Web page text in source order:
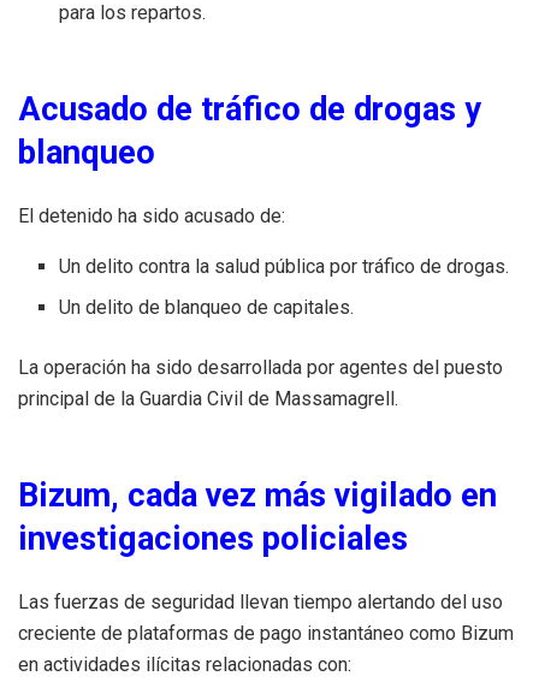
para los repartos.
Acusado de tráfico de drogas y
blanqueo
El detenido ha sido acusado de:
Un delito contra la salud pública por tráfico de drogas.
Un delito de blanqueo de capitales.
La operación ha sido desarrollada por agentes del puesto
principal de la Guardia Civil de Massamagrell.
Bizum, cada vez más vigilado en
investigaciones policiales
Las fuerzas de seguridad llevan tiempo alertando del uso
creciente de plataformas de pago instantáneo como Bizum
en actividades ilícitas relacionadas con: